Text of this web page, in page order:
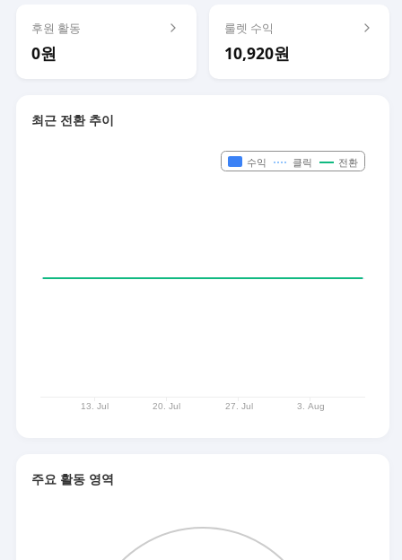
후원 활동
0원
룰렛 수익
10,920원
최근 전환 추이
주요 활동 영역